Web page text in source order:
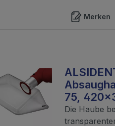
Merken
75,
Die Haube